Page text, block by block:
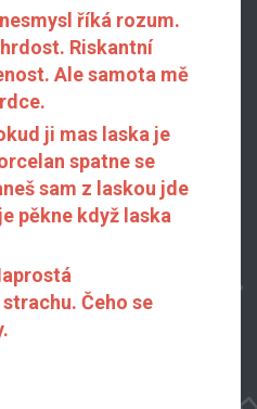
říká rozum.
Riskantní
Ale samota mě
ji mas laska je
spatne se
sam z laskou jde
pěkne když laska
Čeho se